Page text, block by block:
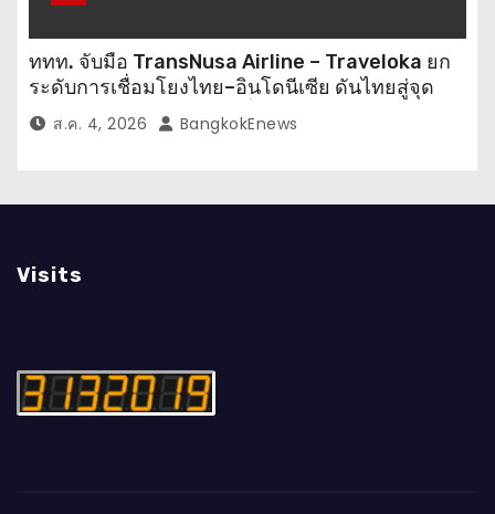
ททท. จับมือ TransNusa Airline – Traveloka ยก
ระดับการเชื่อมโยงไทย–อินโดนีเซีย ดันไทยสู่จุด
หมายปลายทางคุณภาพ เชื่อม Asean Tourism
และ Muslim-Friendly Destination
ส.ค. 4, 2026 BangkokEnews
Visits